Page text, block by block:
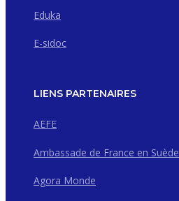
Eduka
E-sidoc
LIENS PARTENAIRES
AEFE
Ambassade de France en Suède
Agora Monde